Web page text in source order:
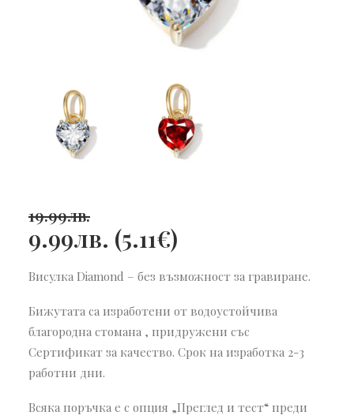
19.99лв.
9.99лв. (5.11€)
Висулка Diamond – без възможност за гравиране.
Бижутата са изработени от водоустойчива
благородна стомана , придружени със
Сертификат за качество. Срок на изработка 2-3
работни дни.
Всяка поръчка е с опция „Преглед и тест“ преди